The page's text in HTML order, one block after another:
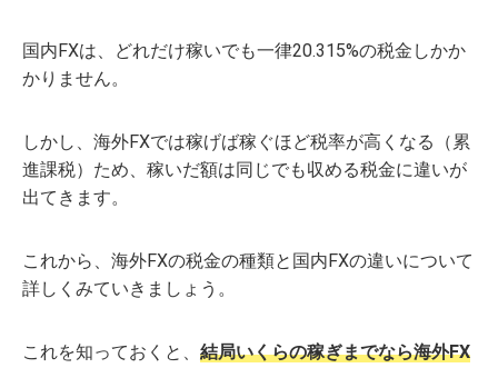
国内FXは、どれだけ稼いでも一律20.315%の税金しかか
かりません。
しかし、海外FXでは稼げば稼ぐほど税率が高くなる（累
進課税）ため、稼いだ額は同じでも収める税金に違いが
出てきます。
これから、海外FXの税金の種類と国内FXの違いについて
詳しくみていきましょう。
これを知っておくと、 結局いくらの稼ぎまでなら海外FX